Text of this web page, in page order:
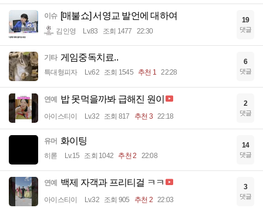
이슈 [매불쇼] 서영교 발언에 대하여
김인영 Lv.83 조회 1477 22:30
19
댓글
기타 게임중독치료..
특대형피자 Lv.62 조회 1545 추천 1 22:28
6
댓글
연예 밥 못먹을까봐 급해진 원이
아이스티이 Lv.32 조회 817 추천 3 22:18
2
댓글
유머 화이팅
히롣 Lv.15 조회 1042 추천 2 22:08
14
댓글
연예 백제 자객과 프리티걸 ㅋㅋ
아이스티이 Lv.32 조회 905 추천 2 22:03
3
댓글